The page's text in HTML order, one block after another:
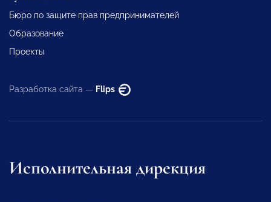
Бюро по защите прав предпринимателей
Образование
Проекты
Разработка сайта — Flips
Исполнительная дирекция